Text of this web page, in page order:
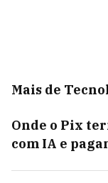
Mais de
Onde o Pix
com IA e